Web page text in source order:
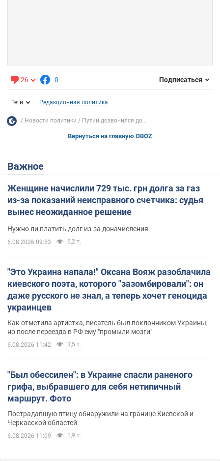
26 0 Подписаться
Теги Редакционная политика
Новости политики Путин дозвонился до...
Вернуться на главную OBOZ
Важное
Женщине начислили 729 тыс. грн долга за газ
из-за показаний неисправного счетчика: судья
вынес неожиданное решение
Нужно ли платить долг из-за доначисления
6.08.2026 09:53 6,2 т.
"Это Украина напала!" Оксана Вояж разоблачила
киевского поэта, которого "зазомбировали": он
даже русского не знал, а теперь хочет геноцида
украинцев
Как отметила артистка, писатель был поклонником Украины,
но после переезда в РФ ему "промыли мозги"
6.08.2026 11:42 3,5 т.
"Был обессилен": в Украине спасли раненого
грифа, выбравшего для себя нетипичный
маршрут. Фото
Пострадавшую птицу обнаружили на границе Киевской и
Черкасской областей
6.08.2026 11:09 1,9 т.